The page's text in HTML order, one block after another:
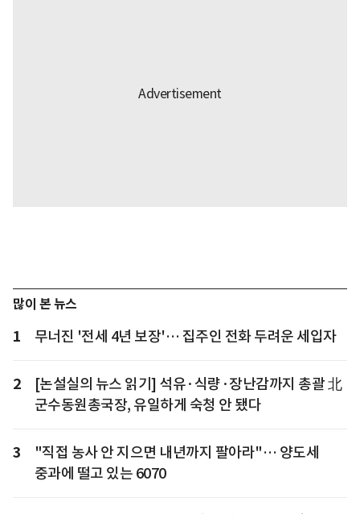
많이 본 뉴스
1 무너진 '전세 4년 보장'… 집주인 전화 두려운 세입자
2
[논설실의 뉴스 읽기] 석유·식량·장난감까지 총괄 北
군수동원총국장, 유일하게 숙청 안 됐다
3
"직접 농사 안 지으면 내년까지 팔아라"… 양도세
중과에 떨고 있는 6070